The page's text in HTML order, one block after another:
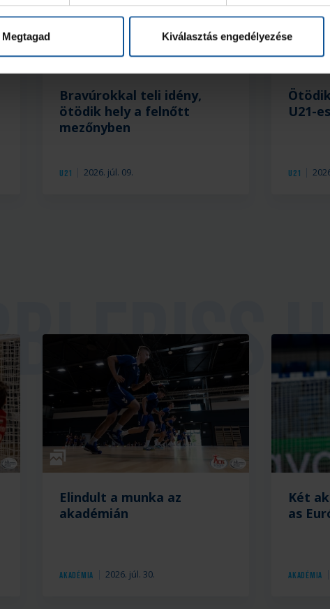
Megtagad Kiválasztás engedélyezése
U21 2026. júl. 09.
Bravúrokkal teli idény,
ötödik hely a felnőtt
mezőnyben
U21
U21-
Galéria
Akadémia 2026. júl. 30.
Elindult a munka az
akadémián
Akadémia
Két
as